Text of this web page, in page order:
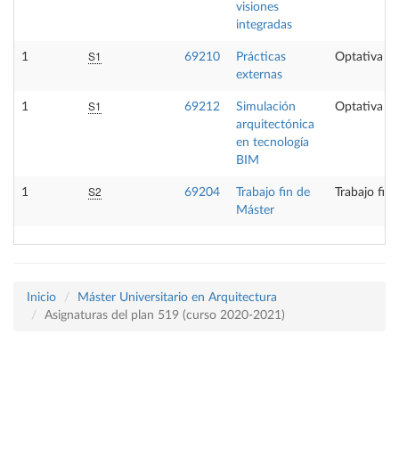
visiones
integradas
1 S1 69210
Prácticas
externas
Optativa
1 S1 69212
Simulación
arquitectónica
en tecnología
BIM
Optativa
1 S2 69204
Trabajo fin de
Máster
Trabajo fin
Inicio
Máster Universitario en Arquitectura
Asignaturas del plan 519 (curso 2020-2021)